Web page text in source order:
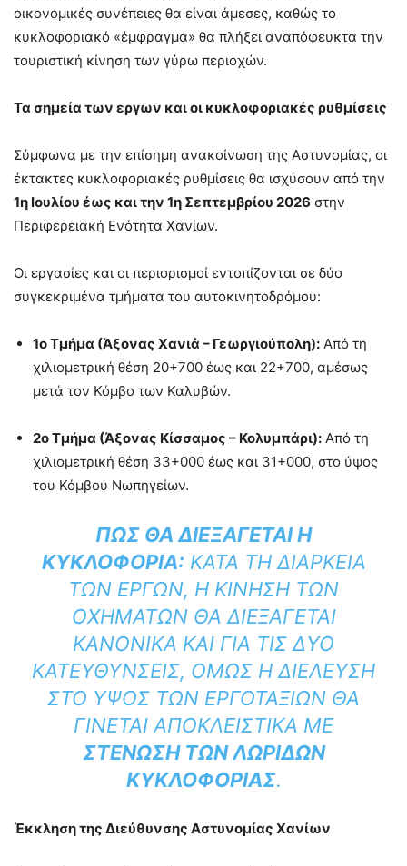
οικονομικές συνέπειες θα είναι άμεσες, καθώς το
κυκλοφοριακό «έμφραγμα» θα πλήξει αναπόφευκτα την
τουριστική κίνηση των γύρω περιοχών.
Τα σημεία των εργων και οι κυκλοφοριακές ρυθμίσεις
Σύμφωνα με την επίσημη ανακοίνωση της Αστυνομίας, οι
έκτακτες κυκλοφοριακές ρυθμίσεις θα ισχύσουν από την
1η Ιουλίου έως και την 1η Σεπτεμβρίου 2026 στην
Περιφερειακή Ενότητα Χανίων.
Οι εργασίες και οι περιορισμοί εντοπίζονται σε δύο
συγκεκριμένα τμήματα του αυτοκινητοδρόμου:
1ο Τμήμα (Άξονας Χανιά – Γεωργιούπολη): Από τη
χιλιομετρική θέση 20+700 έως και 22+700, αμέσως
μετά τον Κόμβο των Καλυβών.
2ο Τμήμα (Άξονας Κίσσαμος – Κολυμπάρι): Από τη
χιλιομετρική θέση 33+000 έως και 31+000, στο ύψος
του Κόμβου Νωπηγείων.
ΠΏΣ ΘΑ ΔΙΕΞΆΓΕΤΑΙ Η
ΚΥΚΛΟΦΟΡΊΑ: ΚΑΤΆ ΤΗ ΔΙΆΡΚΕΙΑ
ΤΩΝ ΈΡΓΩΝ, Η ΚΊΝΗΣΗ ΤΩΝ
ΟΧΗΜΆΤΩΝ ΘΑ ΔΙΕΞΆΓΕΤΑΙ
ΚΑΝΟΝΙΚΆ ΚΑΙ ΓΙΑ ΤΙΣ ΔΎΟ
ΚΑΤΕΥΘΎΝΣΕΙΣ, ΌΜΩΣ Η ΔΙΈΛΕΥΣΗ
ΣΤΟ ΎΨΟΣ ΤΩΝ ΕΡΓΟΤΑΞΊΩΝ ΘΑ
ΓΊΝΕΤΑΙ ΑΠΟΚΛΕΙΣΤΙΚΆ ΜΕ
ΣΤΈΝΩΣΗ ΤΩΝ ΛΩΡΊΔΩΝ
ΚΥΚΛΟΦΟΡΊΑΣ.
Έκκληση της Διεύθυνσης Αστυνομίας Χανίων